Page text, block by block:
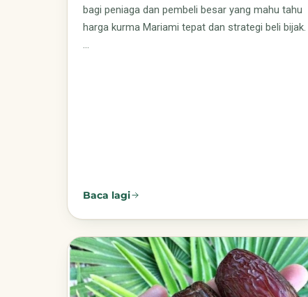
bagi peniaga dan pembeli besar yang mahu tahu
harga kurma Mariami tepat dan strategi beli bijak.
…
Baca lagi